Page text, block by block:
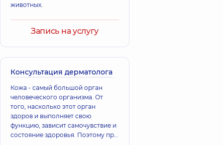
Татьяна
Петровна
Дерматовенеролог
23 лет опыта
Елова Нина
Витальевна
Дерматовенеролог
детский;
Дерматовенеролог,
16 лет опыта
животных.
Запись на услугу
Консультация дерматолога
Кожа - самый большой орган
человеческого организма. От
того, насколько этот орган
здоров и выполняет свою
функцию, зависит самочувствие и
состояние здоровья. Поэтому при